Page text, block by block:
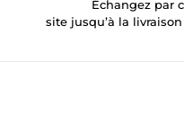
Échangez par
site jusqu’à la